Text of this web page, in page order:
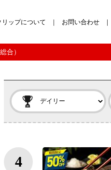
リップについて お問い合わせ
合）
4